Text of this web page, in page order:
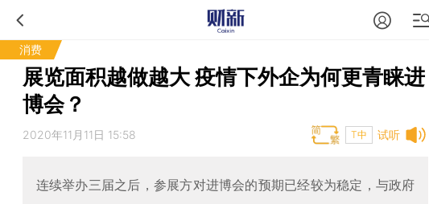
消费
展览面积越做越大 疫情下外企为何更青睐进
博会？
试听
2020年11月11日 15:58 T中
连续举办三届之后，参展方对进博会的预期已经较为稳定，与政府